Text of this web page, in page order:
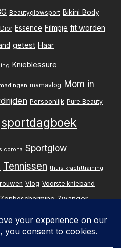
Beautyglowsport Bikini Body
Dior Essence Filmpje fit worden
getest Haar
Knieblessure
mamavlog Mom in
Persoonlijk Pure Beauty
sportdagboek
corona Sportglow
Tennissen thuis krachttraining
Vlog Voorste knieband
Zonbescherming Zwanger